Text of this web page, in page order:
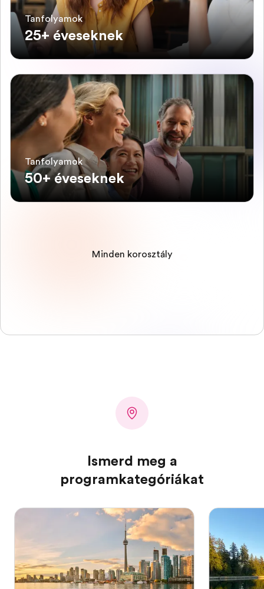
Tanfolyamok
25+ éveseknek
Tanfolyamok
50+ éveseknek
Minden korosztály
Ismerd meg a
programkategóriákat